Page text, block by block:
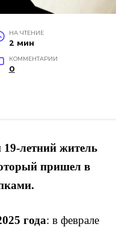
НА ЧТЕНИЕ
2 мин
КОММЕНТАРИИ
0
летний житель
пришел в
года: в феврале